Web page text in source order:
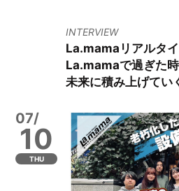
INTERVIEW
La.mamaリアルタ
La.mamaで過ぎた時
未来に積み上げてい
07/
10
THU